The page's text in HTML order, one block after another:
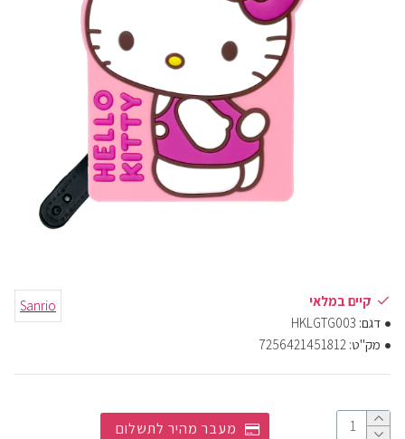
קיים במלאי
דגם: HKLGTG003
מק"ט: 7256421451812
Sanrio
מעבר מהיר לתשלום